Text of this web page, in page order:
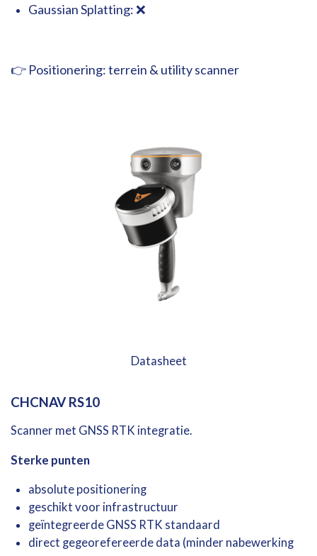
GaussianSplatting: ❌
👉 Positionering:terrein & utilityscanner
Datasheet
CHCNAVRS10
Scanner met GNSS RTK integratie.
Sterke punten
absolute positionering
geschikt voor infrastructuur
geïntegreerde GNSS RTK standaard
direct gegeorefereerde data (minder nabewerking